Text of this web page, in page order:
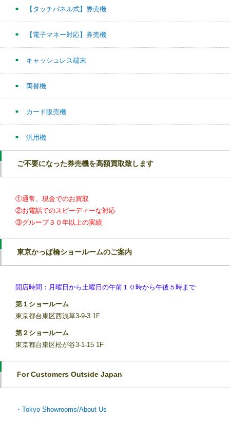
【タッチパネル式】券売機
【電子マネー対応】券売機
キャッシュレス端末
両替機
カード販売機
汎用機
ご不要になった券売機を高額買取致します
①通常、現金でのお買取
②お電話でのスピーディーな対応
③グループ３０年以上の実績
東京かっぱ橋ショールームのご案内
開店時間：月曜日から土曜日の午前１０時から午後５時まで
第１ショールーム
東京都台東区西浅草3-9-3 1F
第２ショールーム
東京都台東区松が谷3-1-15 1F
For Customers Outside Japan
・Tokyo Showrooms/About Us